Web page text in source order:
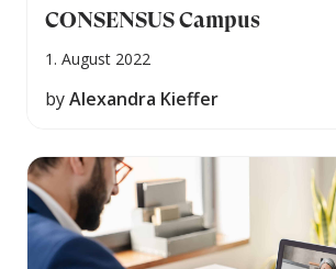
CONSENSUS Campus
1. August 2022
byAlexandra Kieffer